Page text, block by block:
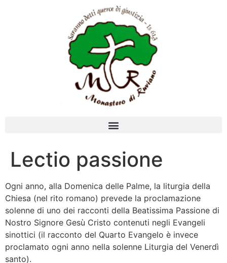
Lectio passione
Ogni anno, alla Domenica delle Palme, la liturgia della
Chiesa (nel rito romano) prevede la proclamazione
solenne di uno dei racconti della Beatissima Passione di
Nostro Signore Gesù Cristo contenuti negli Evangeli
sinottici (il racconto del Quarto Evangelo è invece
proclamato ogni anno nella solenne Liturgia del Venerdì
santo).